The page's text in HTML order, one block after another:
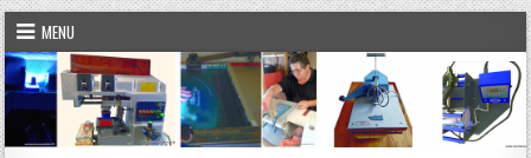
Skip
to
content
MENU